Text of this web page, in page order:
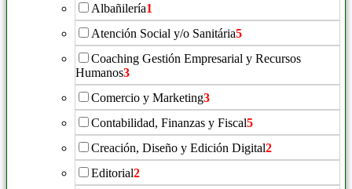
Albañilería1
Atención Social y/o Sanitária5
Coaching Gestión Empresarial y Recursos
Humanos3
Comercio y Marketing3
Contabilidad, Finanzas y Fiscal5
Creación, Diseño y Edición Digital2
Editorial2